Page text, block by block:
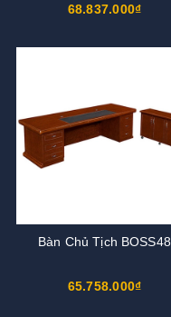
68.837.000₫
Bàn Chủ Tịch BOSS48
65.758.000₫